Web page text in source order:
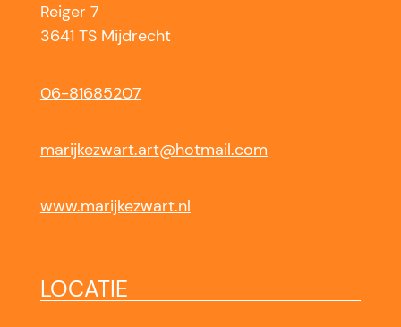
Reiger 7
3641 TS Mijdrecht
06-81685207
marijkezwart.art@hotmail.com
www.marijkezwart.nl
LOCATIE